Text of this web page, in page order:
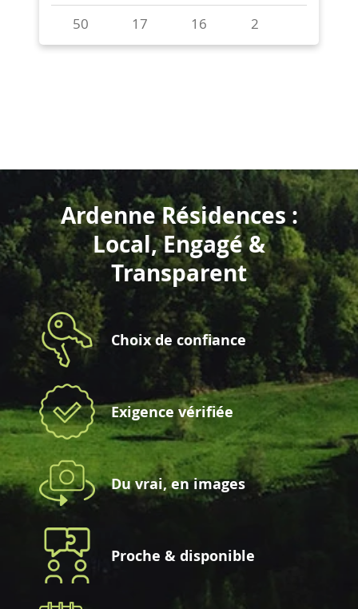
Ardenne Résidences :
Local, Engagé &
Transparent
Choix de confiance
Exigence vérifiée
Du vrai, en images
Proche & disponible